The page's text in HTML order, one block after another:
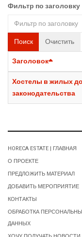
Фильтр по заголовку
Поиск Очистить
Заголовок
Хостелы в жилых
законодательства
HORECA ESTATE | ГЛАВНАЯ
О ПРОЕКТЕ
ПРЕДЛОЖИТЬ МАТЕРИАЛ
ДОБАВИТЬ МЕРОПРИЯТИЕ
КОНТАКТЫ
ОБРАБОТКА
ДАННЫХ